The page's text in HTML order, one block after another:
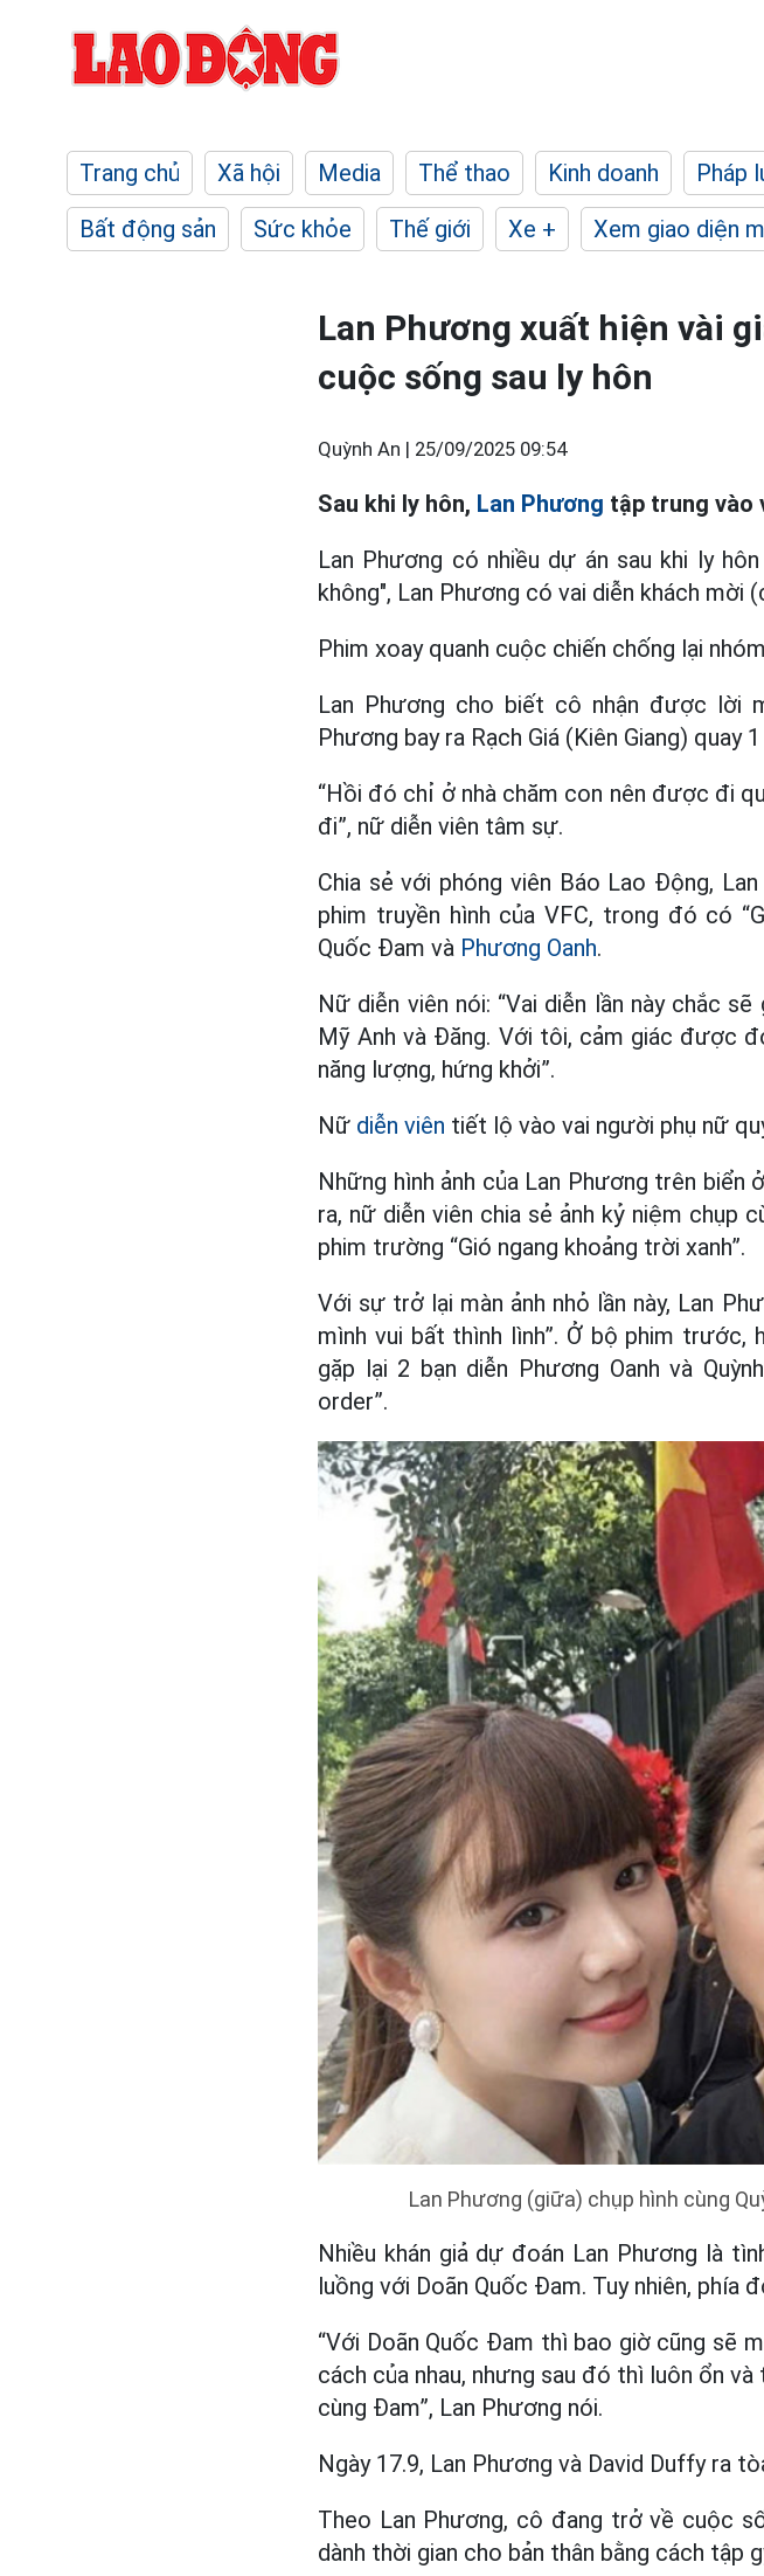
Trang chủ Xã hội Media Thể thao Kinh doanh Pháp
Bất động sản
Sức khỏe Thế giới Xe + Xem giao diện
Lan Phương xuất hiện vài
cuộc sống sau ly hôn
Quỳnh An | 25/09/2025 09:54
Sau khi ly hôn, Lan Phương tập trung vào
Lan Phương có nhiều dự án sau khi ly
không", Lan Phương có vai diễn khách mời
Phim xoay quanh cuộc chiến chống lại
Lan Phương cho biết cô nhận được lời
Phương bay ra Rạch Giá (Kiên Giang) quay 1
“Hồi đó chỉ ở nhà chăm con nên được đi
đi”, nữ diễn viên tâm sự.
Chia sẻ với phóng viên Báo Lao Động,
phim truyền hình của VFC, trong đó có
Quốc Đam và Phương Oanh.
Nữ diễn viên nói: “Vai diễn lần này chắc
Mỹ Anh và Đăng. Với tôi, cảm giác được
năng lượng, hứng khởi”.
Nữ diễn viên tiết lộ vào vai người phụ nữ
Những hình ảnh của Lan Phương trên biển
ra, nữ diễn viên chia sẻ ảnh kỷ niệm chụp
phim trường “Gió ngang khoảng trời xanh”.
Với sự trở lại màn ảnh nhỏ lần này, Lan
mình vui bất thình lình”. Ở bộ phim trước,
gặp lại 2 bạn diễn Phương Oanh và
order”.
Lan Phương (giữa) chụp hình cùng
Nhiều khán giả dự đoán Lan Phương là
luồng với Doãn Quốc Đam. Tuy nhiên, phía
“Với Doãn Quốc Đam thì bao giờ cũng sẽ
cách của nhau, nhưng sau đó thì luôn ổn
cùng Đam”, Lan Phương nói.
Ngày 17.9, Lan Phương và David Duffy ra
Theo Lan Phương, cô đang trở về cuộc
dành thời gian cho bản thân bằng cách tập